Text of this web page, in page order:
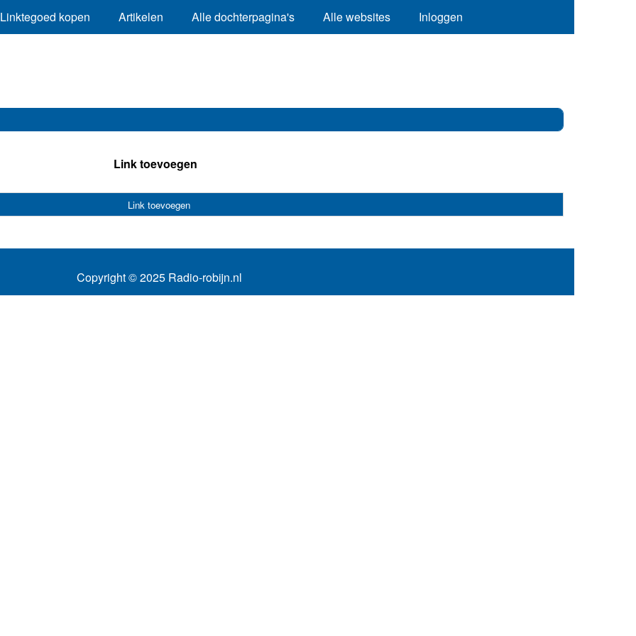
Linktegoed kopen Artikelen Alle dochterpagina's Alle websites Inloggen
Link toevoegen
Link toevoegen
Copyright © 2025 Radio-robijn.nl